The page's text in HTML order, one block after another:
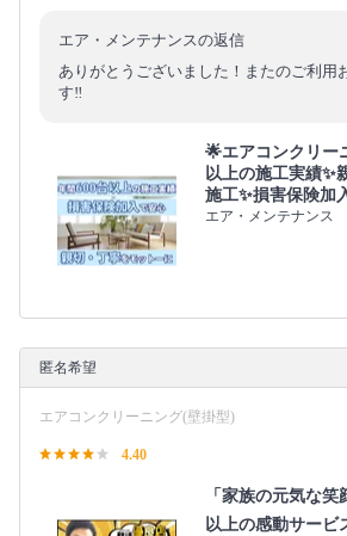
エア・メンテナンスの返信
ありがとうございました！またのご利用
す‼️
🌟エアコンクリー
以上の施工実績✨
施工✨損害保険加
エア・メンテナンス
匿名希望
エアコンクリーニング(壁掛型)
4.40
「家族の元気な
以上の感動サービ